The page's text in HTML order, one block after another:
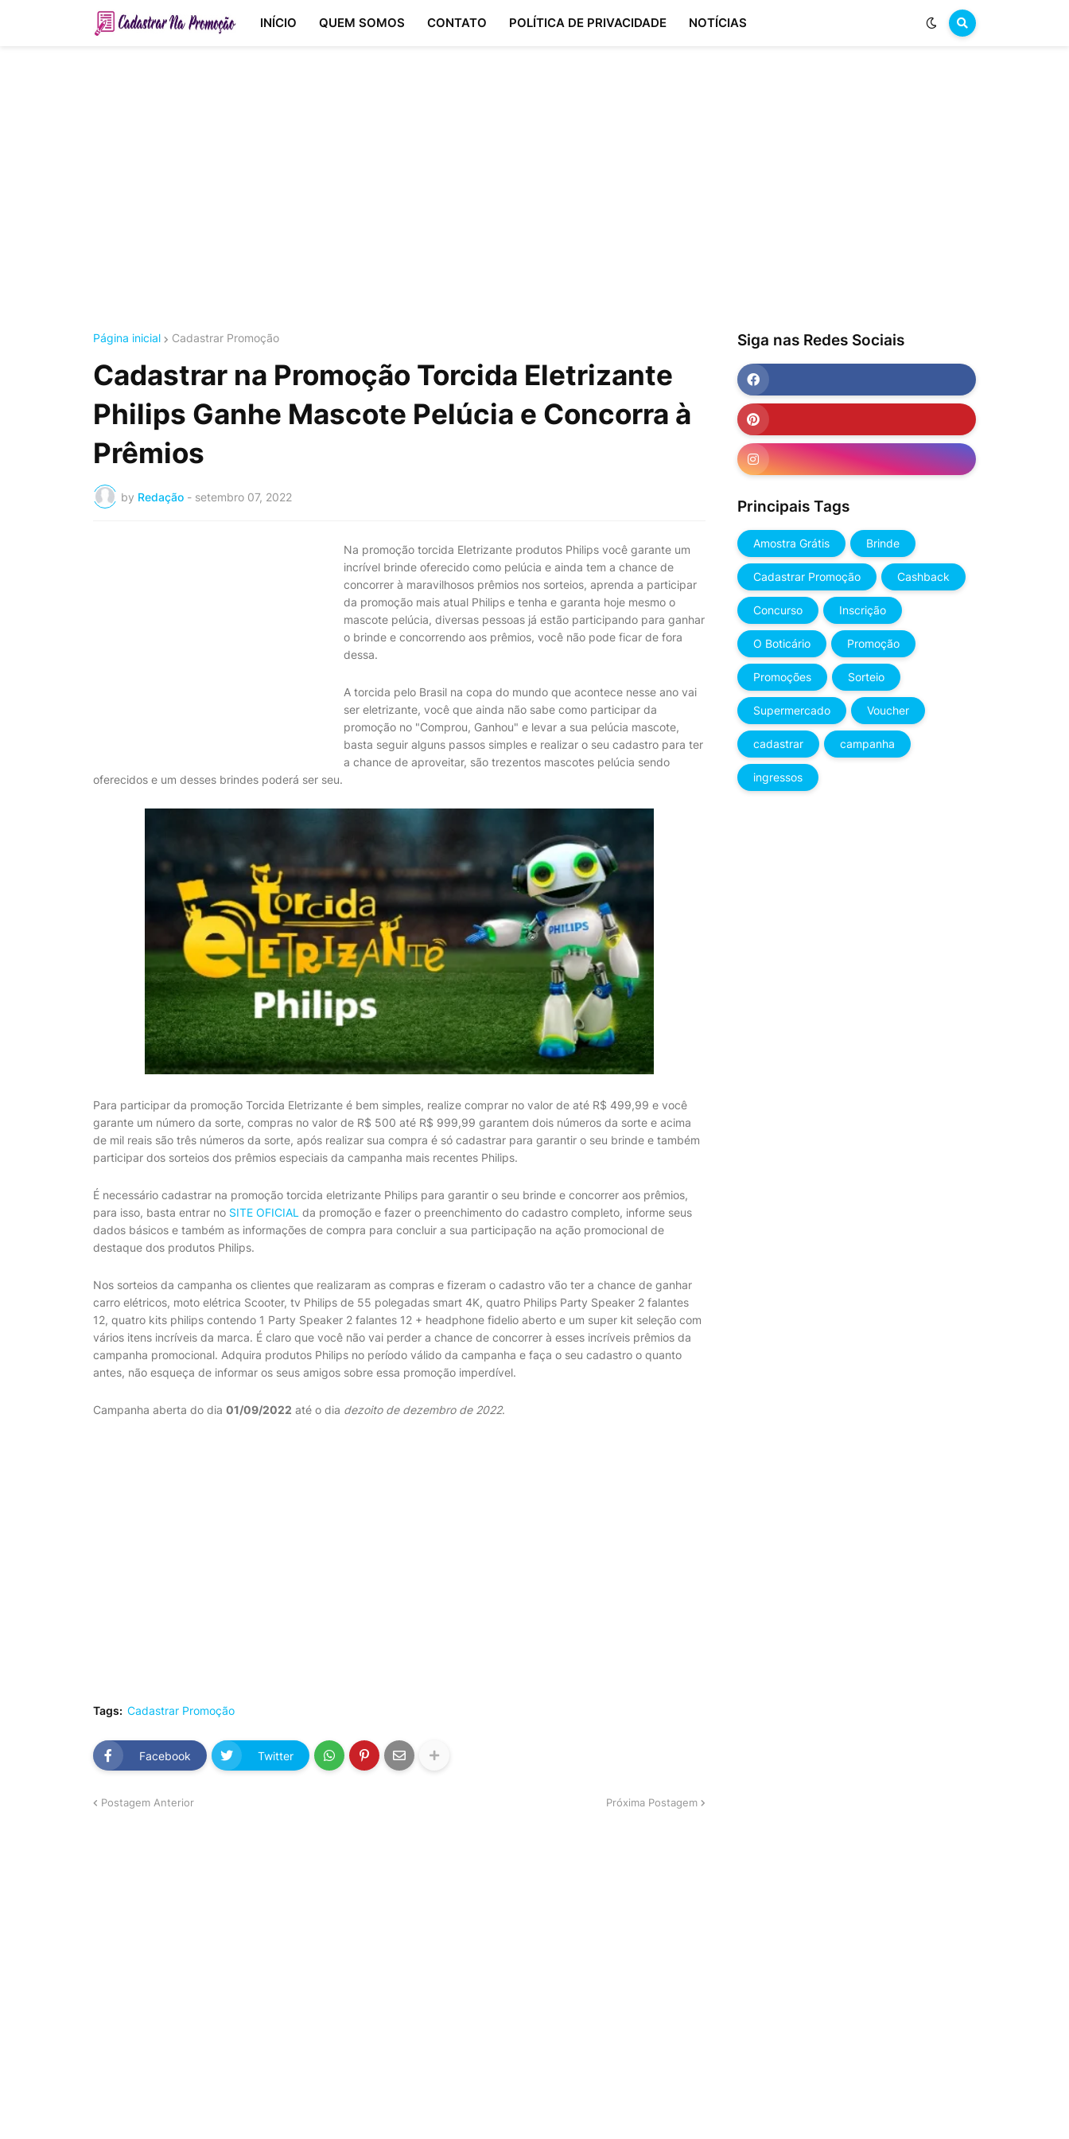
INÍCIO QUEM SOMOS CONTATO POLÍTICA DE PRIVACIDADE NOTÍCIAS
Página inicial Cadastrar Promoção
Cadastrar na Promoção Torcida Eletrizante
Philips Ganhe Mascote Pelúcia e Concorra à
Prêmios
by Redação - setembro 07, 2022
Na promoção torcida Eletrizante produtos Philips você garante um
incrível brinde oferecido como pelúcia e ainda tem a chance de
concorrer à maravilhosos prêmios nos sorteios, aprenda a participar
da promoção mais atual Philips e tenha e garanta hoje mesmo o
mascote pelúcia, diversas pessoas já estão participando para ganhar
o brinde e concorrendo aos prêmios, você não pode ficar de fora
dessa.
A torcida pelo Brasil na copa do mundo que acontece nesse ano vai
ser eletrizante, você que ainda não sabe como participar da
promoção no "Comprou, Ganhou" e levar a sua pelúcia mascote,
basta seguir alguns passos simples e realizar o seu cadastro para ter
a chance de aproveitar, são trezentos mascotes pelúcia sendo
oferecidos e um desses brindes poderá ser seu.
Para participar da promoção Torcida Eletrizante é bem simples, realize comprar no valor de até R$ 499,99 e você
garante um número da sorte, compras no valor de R$ 500 até R$ 999,99 garantem dois números da sorte e acima
de mil reais são três números da sorte, após realizar sua compra é só cadastrar para garantir o seu brinde e também
participar dos sorteios dos prêmios especiais da campanha mais recentes Philips.
É necessário cadastrar na promoção torcida eletrizante Philips para garantir o seu brinde e concorrer aos prêmios,
para isso, basta entrar no SITE OFICIAL da promoção e fazer o preenchimento do cadastro completo, informe seus
dados básicos e também as informações de compra para concluir a sua participação na ação promocional de
destaque dos produtos Philips.
Nos sorteios da campanha os clientes que realizaram as compras e fizeram o cadastro vão ter a chance de ganhar
carro elétricos, moto elétrica Scooter, tv Philips de 55 polegadas smart 4K, quatro Philips Party Speaker 2 falantes
12, quatro kits philips contendo 1 Party Speaker 2 falantes 12 + headphone fidelio aberto e um super kit seleção com
vários itens incríveis da marca. É claro que você não vai perder a chance de concorrer à esses incríveis prêmios da
campanha promocional. Adquira produtos Philips no período válido da campanha e faça o seu cadastro o quanto
antes, não esqueça de informar os seus amigos sobre essa promoção imperdível.
Campanha aberta do dia 01/09/2022 até o dia dezoito de dezembro de 2022.
Tags: Cadastrar Promoção
Facebook Twitter
Postagem Anterior Próxima Postagem
Siga nas Redes Sociais
Principais Tags
Amostra Grátis Brinde
Cadastrar Promoção Cashback
Concurso Inscrição
O Boticário Promoção
Promoções Sorteio
Supermercado Voucher
cadastrar campanha
ingressos